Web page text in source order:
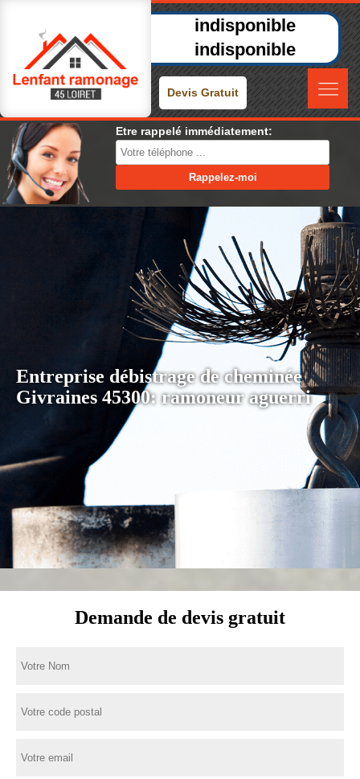
indisponible
indisponible
Devis Gratuit
Etre rappelé immédiatement:
Entreprise débistrage de cheminée
Givraines 45300: ramoneur aguerri
Demande de devis gratuit